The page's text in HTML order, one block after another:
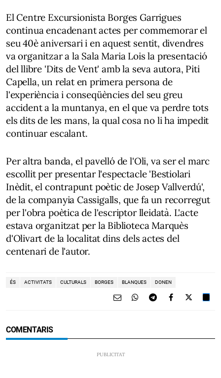
El Centre Excursionista Borges Garrigues
continua encadenant actes per commemorar el
seu 40è aniversari i en aquest sentit, divendres
va organitzar a la Sala Maria Lois la presentació
del llibre 'Dits de Vent' amb la seva autora, Piti
Capella, un relat en primera persona de
l'experiència i conseqüències del seu greu
accident a la muntanya, en el que va perdre tots
els dits de les mans, la qual cosa no li ha impedit
continuar escalant.
Per altra banda, el pavelló de l'Oli, va ser el marc
escollit per presentar l'espectacle 'Bestiolari
Inèdit, el contrapunt poètic de Josep Vallverdú',
de la companyia Cassigalls, que fa un recorregut
per l'obra poètica de l'escriptor lleidatà. L'acte
estava organitzat per la Biblioteca Marquès
d'Olivart de la localitat dins dels actes del
centenari de l'autor.
ÉS ACTIVITATS CULTURALS BORGES BLANQUES DONEN
COMENTARIS